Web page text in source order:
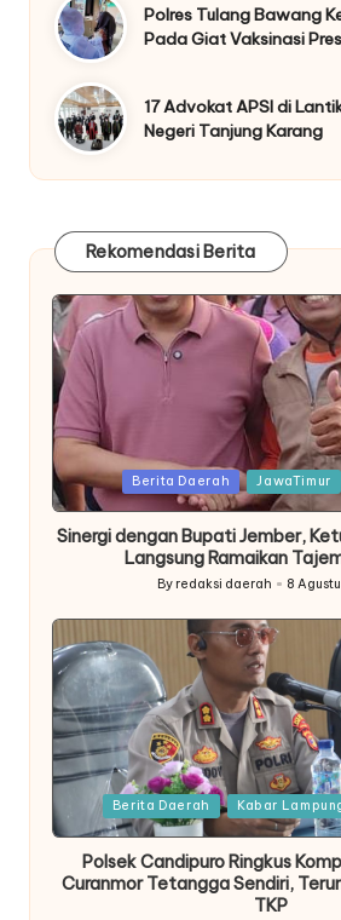
Polres Tulang Bawang
Pada Giat Vaksinasi
17 Advokat APSI di
Negeri Tanjung Karang
Rekomendasi Berita
Posted
Berita Daerah JawaTimur
Sinergi dengan Bupati Jember,
Langsung Ramaikan
Posted
By redaksi daerah 8
PostedBerita Daerah Kabar
Polsek Candipuro Ringkus
Curanmor Tetangga Sendiri,
TKP